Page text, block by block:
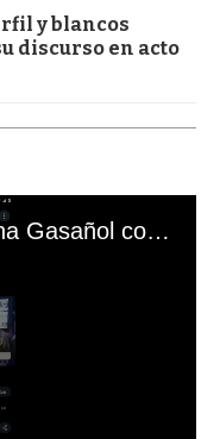
y blancos
discurso en acto
El mal momento de Yanina Gasañol con un hincha argentino en "Subrayado"